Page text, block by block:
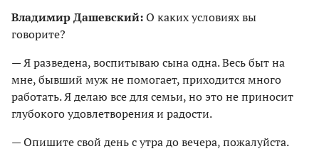
Владимир Дашевский:О каких условиях вы
говорите?
— Я разведена, воспитываю сына одна. Весь быт на
мне, бывший муж не помогает, приходится много
работать. Я делаю все для семьи, но это не приносит
глубокого удовлетворения и радости.
— Опишите свой день с утра до вечера, пожалуйста.